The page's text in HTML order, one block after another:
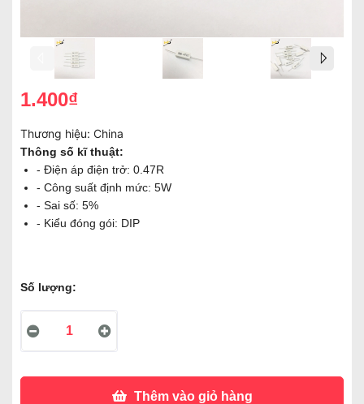
1.400₫
Thương hiệu: China
Thông số kĩ thuật:
- Điện áp điện trở: 0.47R
- Công suất định mức: 5W
- Sai số: 5%
- Kiểu đóng gói: DIP
Số lượng:
Thêm vào giỏ hàng